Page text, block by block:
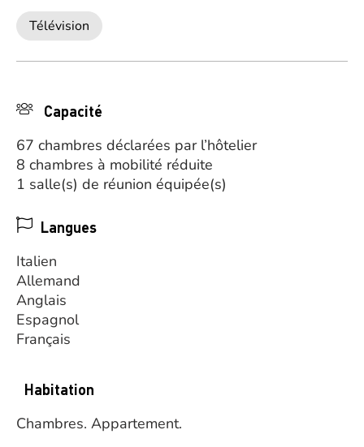
Télévision
Capacité
67 chambres déclarées par l’hôtelier
8 chambres à mobilité réduite
1 salle(s) de réunion équipée(s)
Langues
Italien
Allemand
Anglais
Espagnol
Français
Habitation
Chambres. Appartement.